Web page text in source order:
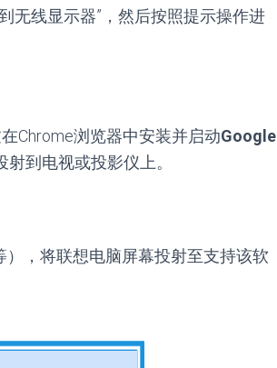
无线显示器”，然后按照提示操作进
Chrome浏览器中安装并启动Google
到电视或投影仪上。
），将联想电脑屏幕投射至支持该软